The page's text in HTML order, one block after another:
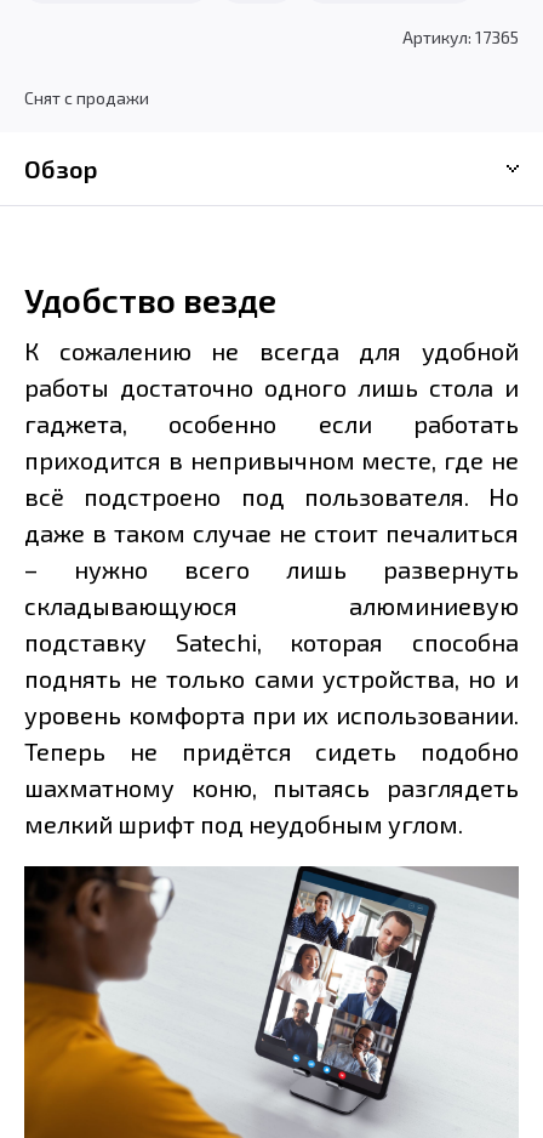
Артикул: 17365
Снят с продажи
Обзор
Удобство везде
К сожалению не всегда для удобной
работы достаточно одного лишь стола и
гаджета, особенно если работать
приходится в непривычном месте, где не
всё подстроено под пользователя. Но
даже в таком случае не стоит печалиться
– нужно всего лишь развернуть
складывающуюся алюминиевую
подставку Satechi, которая способна
поднять не только сами устройства, но и
уровень комфорта при их использовании.
Теперь не придётся сидеть подобно
шахматному коню, пытаясь разглядеть
мелкий шрифт под неудобным углом.